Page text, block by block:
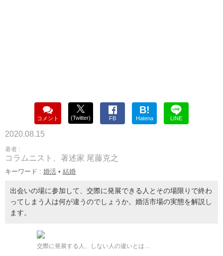
コメント (Twitter) FB
B!
Hatena LINE
2020.08.15
著者 :
コラムニスト、著述家 尾藤克之
キーワード : 婚活 • 結婚
出会いの場に参加して、交際に発展できる人とその場限りで終わ
ってしまう人は何が違うのでしょうか。婚活市場の実態を解説し
ます。
交際に発展する人、しない人の違いとは…